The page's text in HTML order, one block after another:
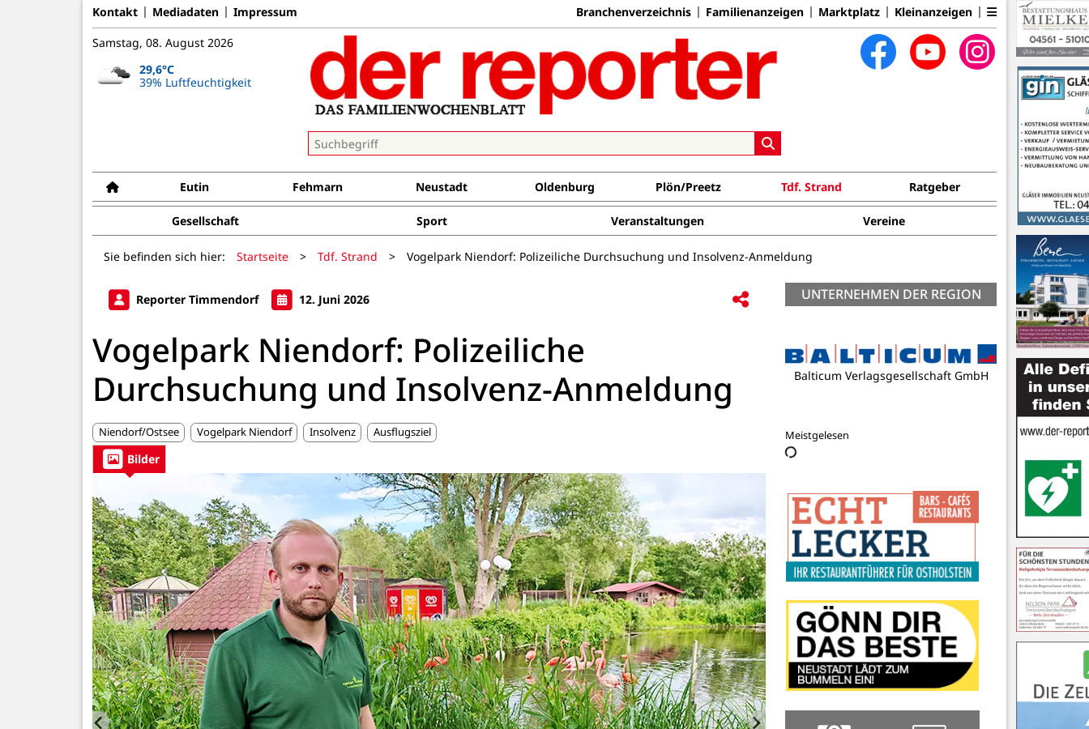
Kontakt Mediadaten Impressum Branchenverzeichnis Familienanzeigen Marktplatz Kleinanzeigen
Samstag, 08. August 2026
29,6°C
39% Luftfeuchtigkeit
Eutin Fehmarn Neustadt Oldenburg Plön/Preetz Tdf. Strand Ratgeber
Gesellschaft Sport Veranstaltungen Vereine
Sie befinden sich hier: Startseite > Tdf. Strand > Vogelpark Niendorf: Polizeiliche Durchsuchung und Insolvenz-Anmeldung
Reporter Timmendorf 12. Juni 2026
Vogelpark Niendorf: Polizeiliche
Durchsuchung und Insolvenz-Anmeldung
Niendorf/Ostsee Vogelpark Niendorf Insolvenz Ausflugsziel
Bilder
UNTERNEHMEN DER REGION
Meistgelesen